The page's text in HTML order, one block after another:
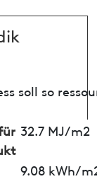
soll so
32.7 MJ/m2
9.08 kWh/